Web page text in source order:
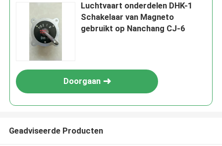
Luchtvaart onderdelen DHK-1
Schakelaar van Magneto
gebruikt op Nanchang CJ-6
Doorgaan
Geadviseerde Producten